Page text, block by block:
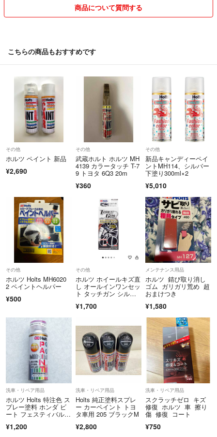
商品について質問する
こちらの商品もおすすめです
その他
ホルツ ペイント 新品
¥2,690
その他
武蔵ホルト ホルツ MH
4139 カラータッチ T-7
9 トヨタ 6Q3 20m
¥360
その他
新品キャンディーペイ
ントMH114、シルバー
下塗り300ml×2
¥5,010
その他
ホルツ Holts MH6020
2 ペイントヘルパー
¥500
その他
ホルツ ホイールキズ直
し オールインワンセッ
ト タッチガン シルバ
¥1,700
メンテナンス用品
ホルツ 錆び取り消し
ゴム ガリガリ荒め 超
おまけつき
¥1,580
洗車・リペア用品
ホルツ Holts 特注色 ス
プレー塗料 ホンダ ビ
ート フェスティバルレ
¥1,200
洗車・リペア用品
Holts 純正塗料スプレ
ー カーペイント トヨ
タ車用 205 ブラックM
¥2,800
洗車・リペア用品
スクラッチゼロ キズ
修復 ホルツ 車 擦り
傷 修復 コート
¥750